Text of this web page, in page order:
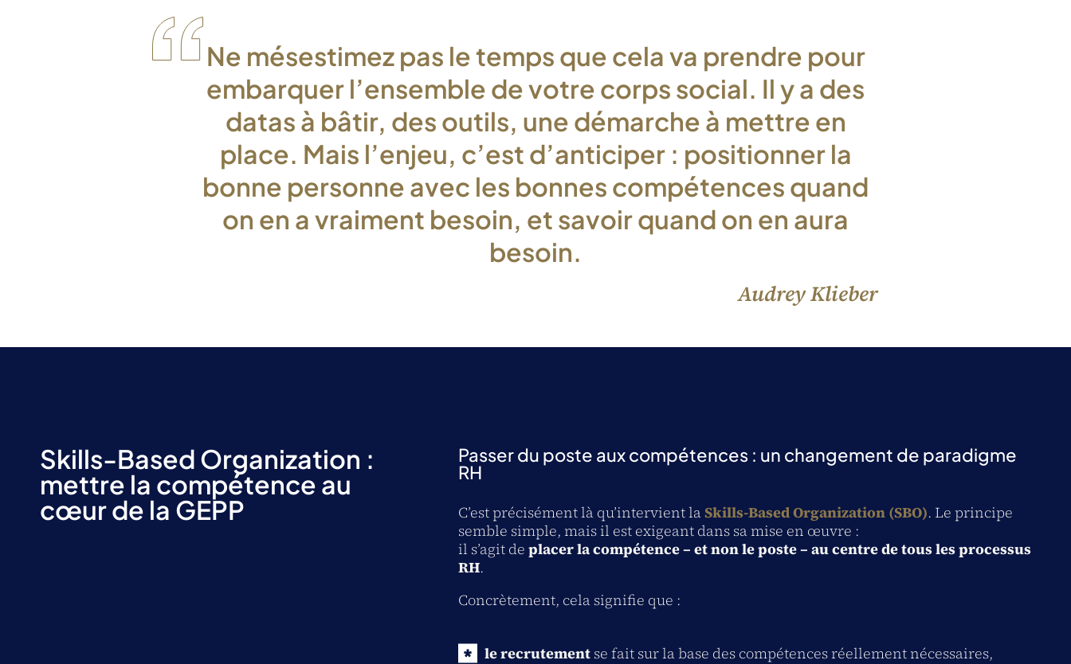
Ne mésestimez pas le temps que cela va prendre pour
embarquer l’ensemble de votre corps social. Il y a des
datas à bâtir, des outils, une démarche à mettre en
place. Mais l’enjeu, c’est d’anticiper : positionner la
bonne personne avec les bonnes compétences quand
on en a vraiment besoin, et savoir quand on en aura
besoin.
Audrey Klieber
Skills-Based Organization :
mettre la compétence au
cœur de la GEPP
Passer du poste aux compétences : un changement de paradigme
RH
C’est précisément là qu’intervient laSkills-Based Organization (SBO). Le principe
semble simple, mais il est exigeant dans sa mise en œuvre :
il s’agit de placer la compétence – et non le poste – au centre de tous les processus
RH.
Concrètement, cela signifie que :
le recrutementse fait sur la base des compétences réellement nécessaires,